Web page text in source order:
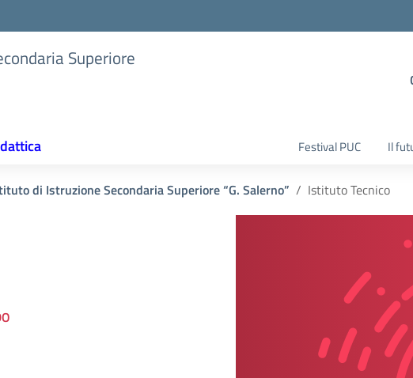
Superiore
Festival PUC Il
di Istruzione Secondaria Superiore “G. Salerno” Istituto Tecnico